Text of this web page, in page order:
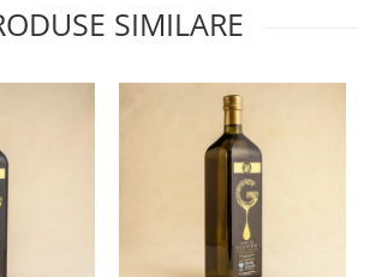
SIMILARE